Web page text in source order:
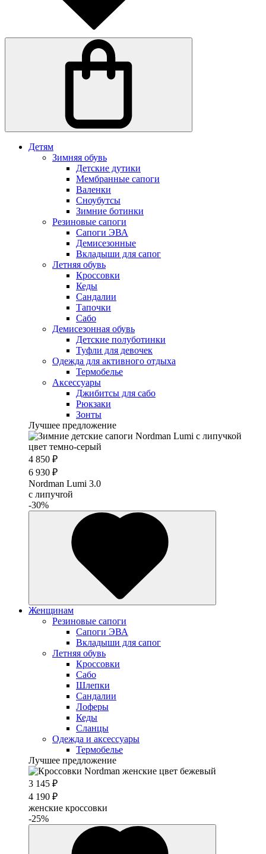
Детям
Зимняя обувь
Детские дутики
Мембранные сапоги
Валенки
Сноубутсы
Зимние ботинки
Резиновые сапоги
Сапоги ЭВА
Демисезонные
Вкладыши для сапог
Летняя обувь
Кроссовки
Кеды
Сандалии
Тапочки
Сабо
Демисезонная обувь
Детские полуботинки
Туфли для девочек
Одежда для активного отдыха
Термобелье
Аксессуары
Джибитсы для сабо
Рюкзаки
Зонты
Лучшее предложение
4 850 ₽
6 930 ₽
Nordman Lumi 3.0
с липучrой
-30%
Женщинам
Резиновые сапоги
Cапоги ЭВА
Вкладыши для сапог
Летняя обувь
Кроссовки
Сабо
Шлепки
Сандалии
Лоферы
Кеды
Сланцы
Одежда и аксессуары
Термобелье
Лучшее предложение
3 145 ₽
4 190 ₽
женские кроссовки
-25%